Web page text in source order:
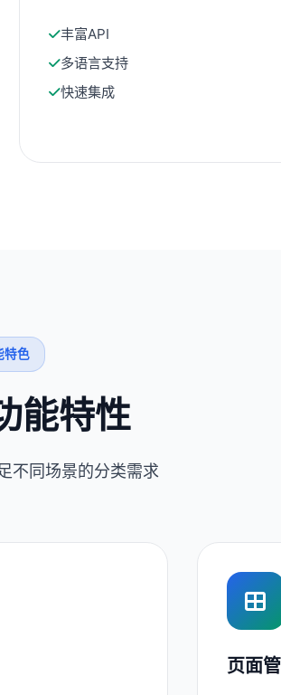
丰富API
多语言支持
快速集成
特色
能特性
不同场景的分类需求
页面